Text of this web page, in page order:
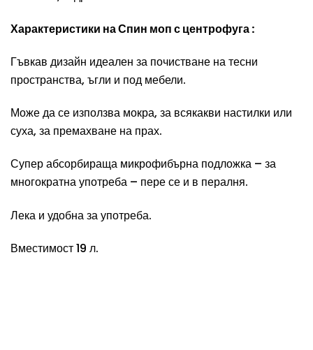
Характеристики на Спин моп с центрофуга :
Гъвкав дизайн идеален за почистване на тесни
пространства, ъгли и под мебели.
Може да се използва мокра, за всякакви настилки или
суха, за премахване на прах.
Супер абсорбираща микрофибърна подложка – за
многократна употреба – пере се и в пералня.
Лека и удобна за употреба.
Вместимост 19 л.